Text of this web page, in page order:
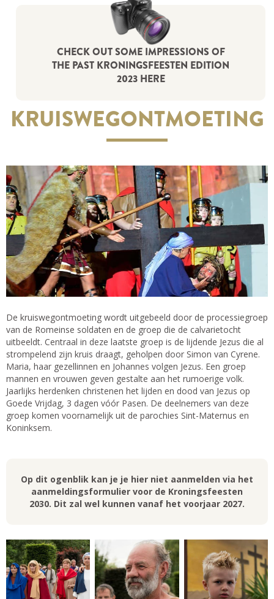
CHECK OUT SOME IMPRESSIONS OF
THE PAST KRONINGSFEESTEN EDITION
2023 HERE
KRUISWEG­ONTMOETING
De kruiswegontmoeting wordt uitgebeeld door de processiegroep
van de Romeinse soldaten en de groep die de calvarietocht
uitbeeldt. Centraal in deze laatste groep is de lijdende Jezus die al
strompelend zijn kruis draagt, geholpen door Simon van Cyrene.
Maria, haar gezellinnen en Johannes volgen Jezus. Een groep
mannen en vrouwen geven gestalte aan het rumoerige volk.
Jaarlijks herdenken christenen het lijden en dood van Jezus op
Goede Vrijdag, 3 dagen vóór Pasen. De deelnemers van deze
groep komen voornamelijk uit de parochies Sint-Maternus en
Koninksem.
Op dit ogenblik kan je je hier niet aanmelden via het
aanmeldingsformulier voor de Kroningsfeesten
2030. Dit zal wel kunnen vanaf het voorjaar 2027.